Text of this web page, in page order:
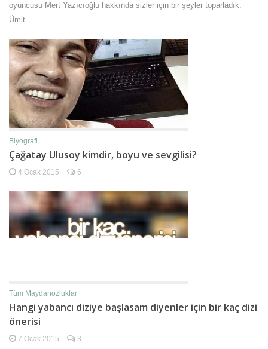
oyuncusu Mert Yazıcıoğlu hakkında sizler için bir şeyler toparladık.
Ümit…
Biyografi
Çağatay Ulusoy kimdir, boyu ve sevgilisi?
4 Ocak 2015 6
Tüm Maydanozluklar
Hangi yabancı diziye başlasam diyenler için bir kaç dizi
önerisi
7 Ocak 2015 3